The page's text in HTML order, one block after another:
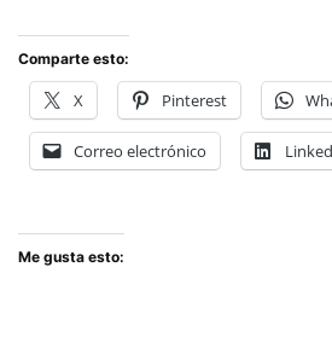
Comparte esto:
X Pinterest
Correo electrónico
Me gusta esto: